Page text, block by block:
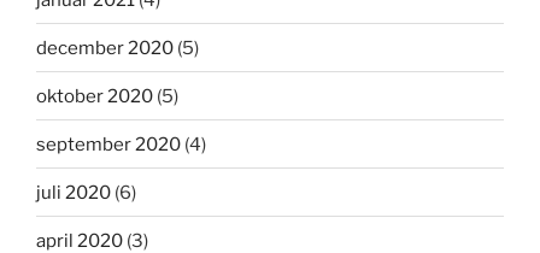
december 2020 (5)
oktober 2020 (5)
september 2020 (4)
juli 2020 (6)
april 2020 (3)